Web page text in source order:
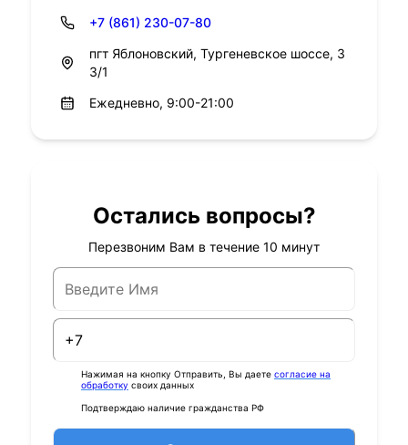
+7 (861) 230-07-80
пгт Яблоновский, Тургеневское шоссе, 3
3/1
Ежедневно, 9:00-21:00
Остались вопросы?
Перезвоним Вам в течение 10 минут
Нажимая на кнопку Отправить, Вы даете согласие на
обработку своих данных
Подтверждаю наличие гражданства РФ